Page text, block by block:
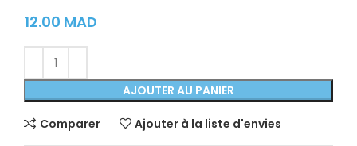
12.00 MAD
AJOUTER AU PANIER
Comparer Ajouter à la liste d'envies